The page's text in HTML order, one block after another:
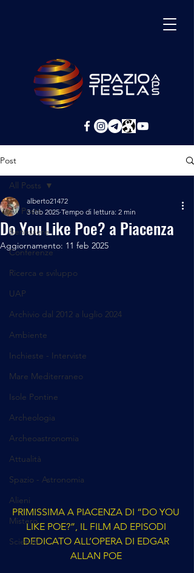
Post
All Posts
Benessere
Conferenze
Ricerca e sviluppo
UAP
Archivio dal 2012 a luglio 2024
Ambiente
Inchieste - Interviste
Mare Mediterraneo
Isole Pontine
Archeologia
Archeoastronomia
Attualità
Spazio - Astronomia
Alieni
Mistero
Scienza
All Posts
Do You Like Poe? a Piacenza
alberto21472
3 feb 2025 Tempo di lettura: 2 min
Aggiornamento: 11 feb 2025
PRIMISSIMA A PIACENZA DI “DO YOU
LIKE POE?”, IL FILM AD EPISODI
DEDICATO ALL’OPERA DI EDGAR
ALLAN POE